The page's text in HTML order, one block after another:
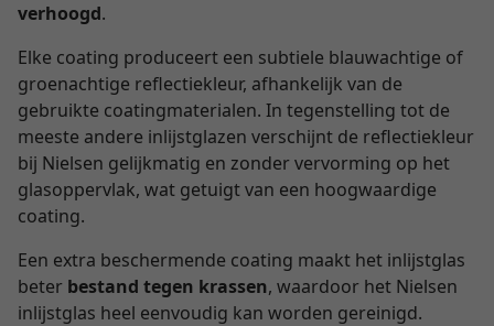
verhoogd.
Elke coating produceert een subtiele blauwachtige of
groenachtige reflectiekleur, afhankelijk van de
gebruikte coatingmaterialen. In tegenstelling tot de
meeste andere inlijstglazen verschijnt de reflectiekleur
bij Nielsen gelijkmatig en zonder vervorming op het
glasoppervlak, wat getuigt van een hoogwaardige
coating.
Een extra beschermende coating maakt het inlijstglas
beter bestand tegen krassen, waardoor het Nielsen
inlijstglas heel eenvoudig kan worden gereinigd.